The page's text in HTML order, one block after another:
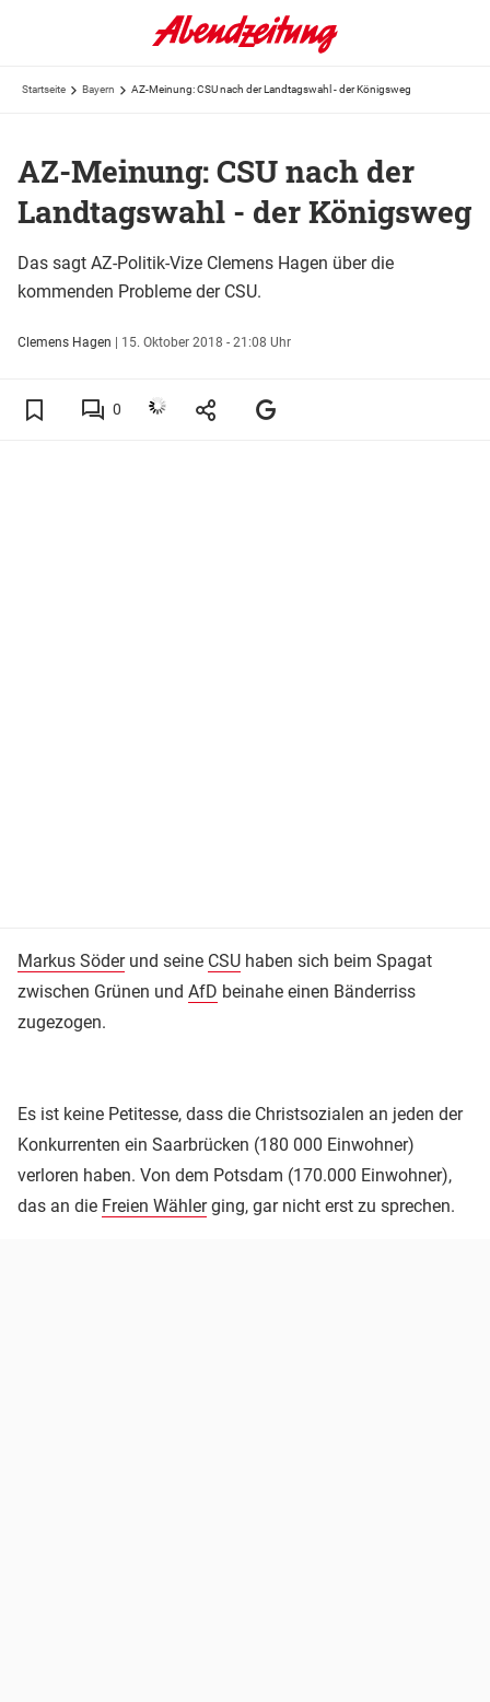
Startseite Bayern AZ-Meinung: CSU nach der Landtagswahl - der Königsweg
AZ-Meinung: CSU nach der
Landtagswahl - der Königsweg
Das sagt AZ-Politik-Vize Clemens Hagen über die
kommenden Probleme der CSU.
Clemens Hagen | 15. Oktober 2018 - 21:08 Uhr
0
Markus Söderund seine CSU haben sich beim Spagat
zwischen Grünen und AfD beinahe einen Bänderriss
zugezogen.
Es ist keine Petitesse, dass die Christsozialen an jeden der
Konkurrenten ein Saarbrücken (180 000 Einwohner)
verloren haben. Von dem Potsdam (170.000 Einwohner),
das an die Freien Wählerging, gar nicht erst zu sprechen.